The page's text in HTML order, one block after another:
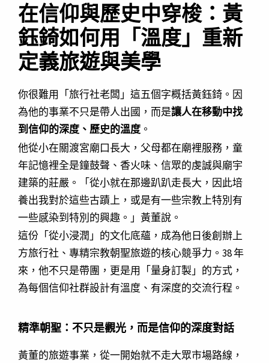
在信仰與歷史中穿梭：黃
鈺錡如何用「溫度」重新
定義旅遊與美學
你很難用「旅行社老闆」這五個字概括黃鈺錡。因
為他的事業不只是帶人出國，而是讓人在移動中找
到信仰的深度、歷史的溫度 。
他從小在關渡宮廟口長大，父母都在廟裡服務，童
年記憶裡全是鐘鼓聲、香火味、信眾的虔誠與廟宇
建築的莊嚴。「從小就在那邊趴趴走長大，因此培
養出我對於這些古蹟上，或是有一些宗教上特別有
一些感染到特別的興趣。」黃董說。
這份「從小浸潤」的文化底蘊，成為他日後創辦上
方旅行社、專精宗教朝聖旅遊的核心競爭力。38 年
來，他不只是帶團，更是用「量身訂製」的方式，
為每個信仰社群設計有溫度、有深度的交流行程。
精準朝聖：不只是觀光，而是信仰的深度對話
黃董的旅遊事業，從一開始就不走大眾市場路線，